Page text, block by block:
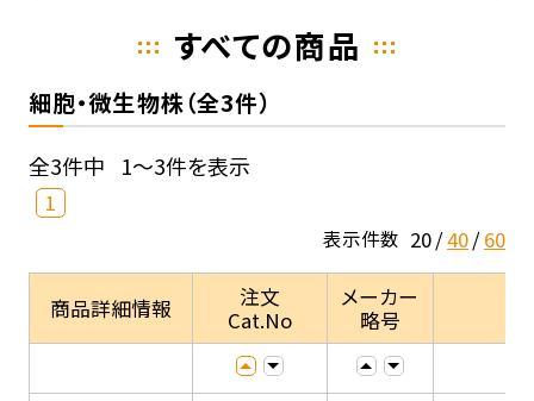
すべての商品
細胞・微生物株（全3件）
全3件中 1～3件を表示
1
表示件数 20 40 60
商品詳細情報
注文
Cat.No
メーカー
略号